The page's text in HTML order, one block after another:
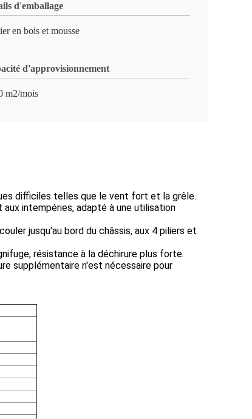
d'emballage
en bois et mousse
d'approvisionnement
m2/mois
difficiles telles que le vent fort et la grêle.
aux intempéries, adapté à une utilisation
jusqu'au bord du châssis, aux 4 piliers et
résistance à la déchirure plus forte.
supplémentaire n'est nécessaire pour